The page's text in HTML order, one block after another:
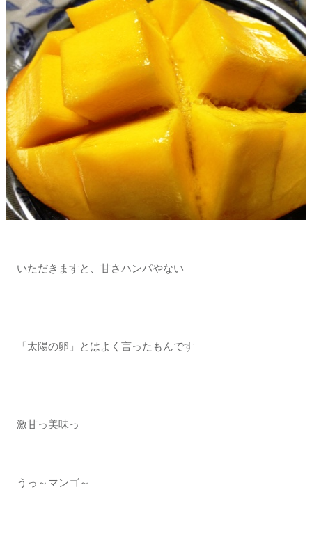
いただきますと、甘さハンパやない
「太陽の卵」とはよく言ったもんです
激甘っ美味っ
うっ～マンゴ～